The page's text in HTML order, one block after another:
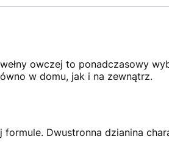
owczej to ponadczasowy
w domu, jak i na zewnątrz.
Dwustronna dzianina